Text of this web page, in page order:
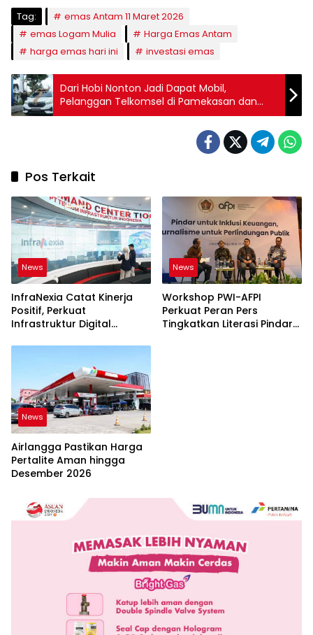
Tag:
emas Antam 11 Maret 2026
emas Logam Mulia
Harga Emas Antam
harga emas hari ini
investasi emas
Dari Hobi Nonton Jadi Dapat Mobil,
Pelanggan Telkomsel di Pamekasan dan
Jember Beruntung
Pos Terkait
News
InfraNexia Catat Kinerja
Positif, Perkuat
Infrastruktur Digital
News
Workshop PWI-AFPI
Perkuat Peran Pers
Tingkatkan Literasi Pindar
News
Airlangga Pastikan Harga
Pertalite Aman hingga
Desember 2026